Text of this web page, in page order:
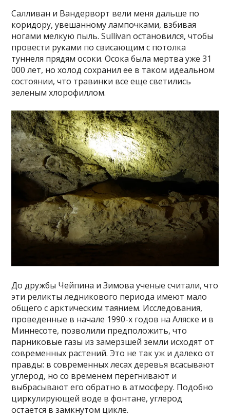
Салливан и Вандерворт вели меня дальше по
коридору, увешанному лампочками, взбивая
ногами мелкую пыль. Sullivan остановился, чтобы
провести руками по свисающим с потолка
туннеля прядям осоки. Осока была мертва уже 31
000 лет, но холод сохранил ее в таком идеальном
состоянии, что травинки все еще светились
зеленым хлорофиллом.
До дружбы Чейпина и Зимова ученые считали, что
эти реликты ледникового периода имеют мало
общего с арктическим таянием. Исследования,
проведенные в начале 1990-х годов на Аляске и в
Миннесоте, позволили предположить, что
парниковые газы из замерзшей земли исходят от
современных растений. Это не так уж и далеко от
правды: в современных лесах деревья всасывают
углерод, но со временем перегнивают и
выбрасывают его обратно в атмосферу. Подобно
циркулирующей воде в фонтане, углерод
остается в замкнутом цикле.